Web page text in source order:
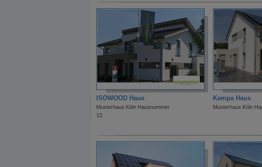
ISOWOOD Haus
Musterhaus Köln Hausnummer
13
Kampa Haus
Musterhaus Köln